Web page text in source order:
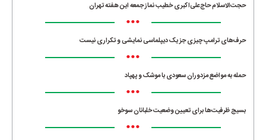
حجت‌الاسلام حاج‌علی‌اکبری خطیب نماز جمعه این هفته تهران
•••
حرف‌های ترامپ چیزی جز یک دیپلماسی نمایشی و تکراری نیست
•••
حمله به مواضع مزدوران سعودی با موشک و پهپاد
•••
بسیج ظرفیت‌ها برای تعیین وضعیت خلبانان سوخو
•••